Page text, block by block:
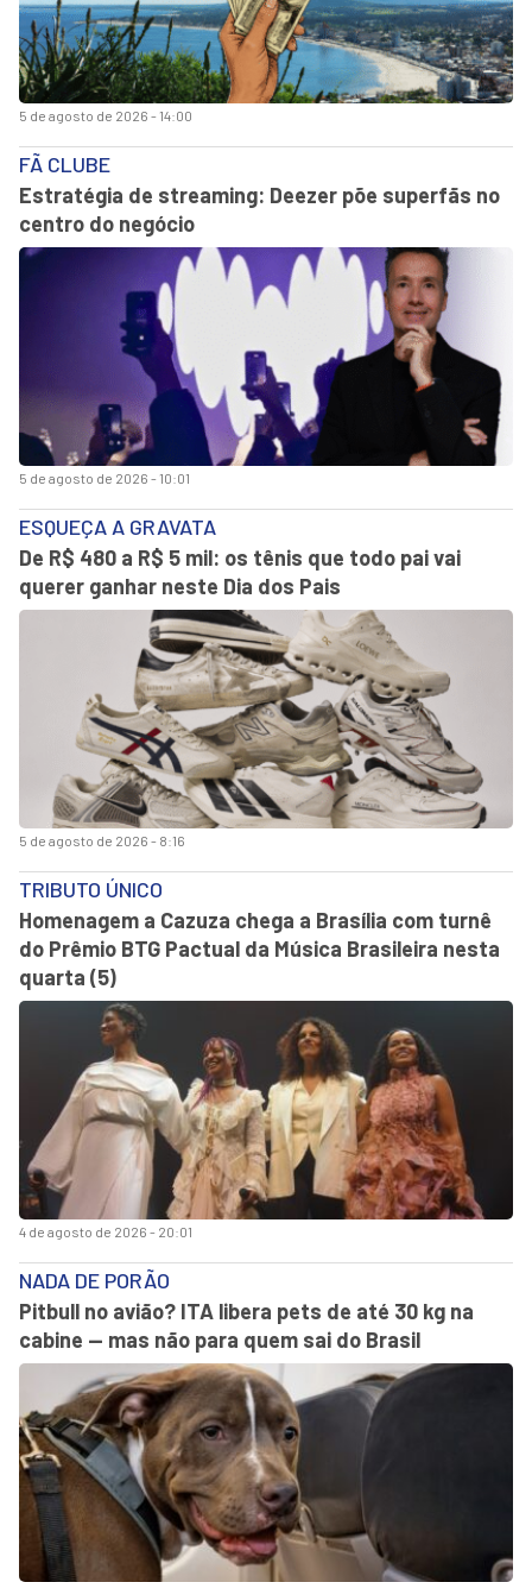
5 de agosto de 2026 - 14:00
5 de agosto de 2026 - 10:01
FÃ CLUBE
Estratégia de streaming: Deezer põe superfãs no
centro do negócio
5 de agosto de 2026 - 8:16
ESQUEÇA A GRAVATA
De R$ 480 a R$ 5 mil: os tênis que todo pai vai
querer ganhar neste Dia dos Pais
4 de agosto de 2026 - 20:01
TRIBUTO ÚNICO
Homenagem a Cazuza chega a Brasília com turnê
do Prêmio BTG Pactual da Música Brasileira nesta
quarta (5)
NADA DE PORÃO
Pitbull no avião? ITA libera pets de até 30 kg na
cabine — mas não para quem sai do Brasil